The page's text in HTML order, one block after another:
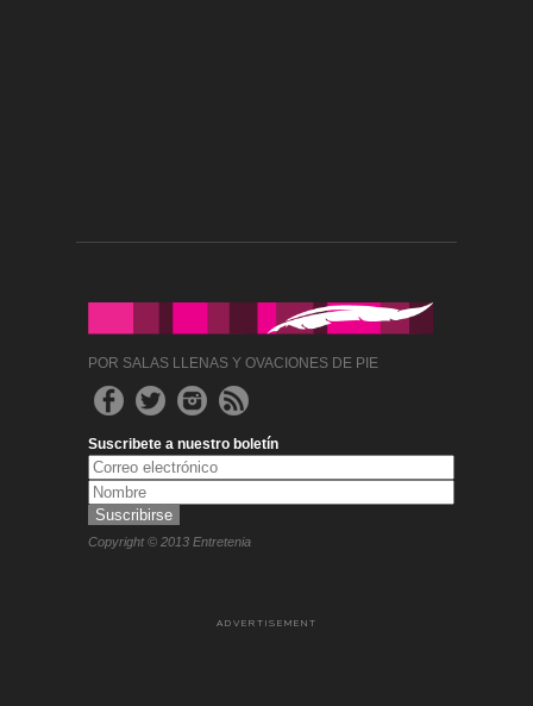
POR SALAS LLENAS Y OVACIONES DE PIE
Suscribete a nuestro boletín
Copyright © 2013 Entretenia
ADVERTISEMENT